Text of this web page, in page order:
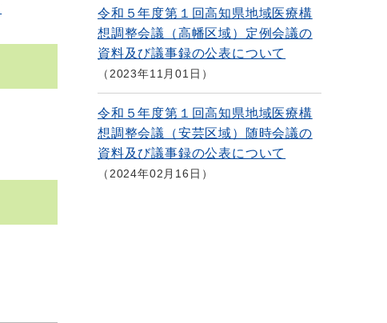
令和５年度第１回高知県地域医療構
想調整会議（高幡区域）定例会議の
資料及び議事録の公表について
2023年11月01日
令和５年度第１回高知県地域医療構
想調整会議（安芸区域）随時会議の
資料及び議事録の公表について
2024年02月16日